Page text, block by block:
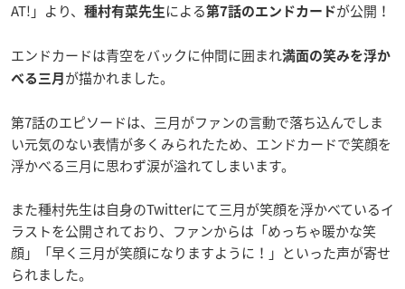
AT!」より、
種村有菜先生 による第7話のエンドカードが公開！
エンドカードは青空をバックに仲間に囲まれ満面の笑みを浮か
べる三月 が描かれました。
第7話のエピソードは、三月がファンの言動で落ち込んでしま
い元気のない表情が多くみられたため、エンドカードで笑顔を
浮かべる三月に思わず涙が溢れてしまいます。
また種村先生は自身のTwitterにて三月が笑顔を浮かべているイ
ラストを公開されており、ファンからは「めっちゃ暖かな笑
顔」「早く三月が笑顔になりますように！」といった声が寄せ
られました。